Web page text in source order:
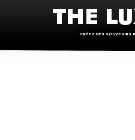
THE
CRÉEZ DES SOUVENIRS